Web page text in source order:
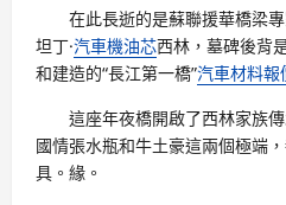
在此長逝的是蘇聯援華橋梁
坦丁·汽車機油芯西林，墓碑後背
和建造的“長江第一橋”汽車材料報
這座年夜橋開啟了西林家族
國情張水瓶和牛土豪這兩個極端
具。緣。